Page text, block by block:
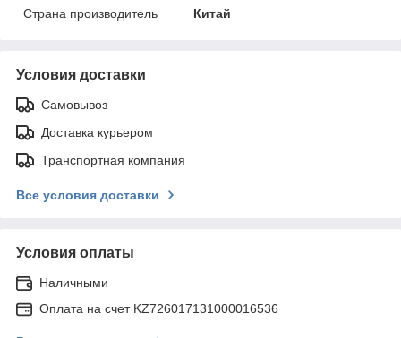
Страна производитель
Китай
Условия доставки
Самовывоз
Доставка курьером
Транспортная компания
Все условия доставки
Условия оплаты
Наличными
Оплата на счет KZ726017131000016536